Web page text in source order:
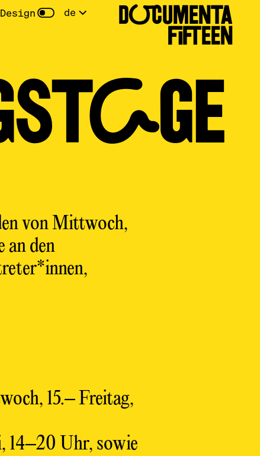
de DOCUMENTA
FIFTEEN
von Mittwoch,
an den
15.– Freitag,
14–20 Uhr, sowie